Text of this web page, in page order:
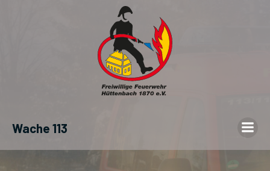
Wache 113